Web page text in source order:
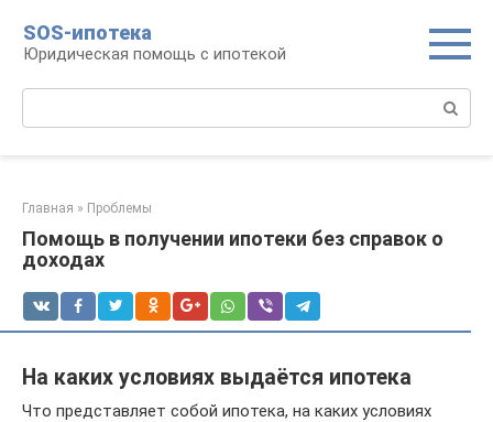
контенту
SOS-ипотека
Юридическая помощь с ипотекой
Главная » Проблемы
Помощь в получении ипотеки без справок о
доходах
На каких условиях выдаётся ипотека
Что представляет собой ипотека, на каких условиях